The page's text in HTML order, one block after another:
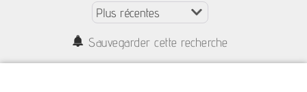
Sauvegarder cette recherche